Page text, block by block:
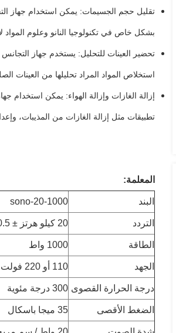
تقليل حجم الجسيمات: يمكن استخدام جهاز
بشكل خاص في تكنولوجيا النانو وعلوم المواد
تحضير العينات للتحليل: يستخدم جهاز
استخلاص المواد المراد تحليلها من العينات
إزالة الغازات وإزالة الهواء: يمكن استخدام
تطبيقات مثل إزالة الغازات من المذيبات،
المعلمة:
البند sono-20-1000
التردد 20 كيلو هرتز ± 0.5
الطاقة 1000 واط
الجهد 110 أو 220 فولت
درجة الحرارة القصوى 300 درجة مئوية
الضغط الأقصى 35 ميجا باسكال